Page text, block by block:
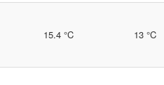
15.4 °C 13 °C